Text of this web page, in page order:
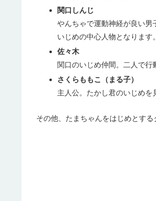
関口しんじ
やんちゃで運動神経が良い
いじめの中心人物となります
佐々木
関口のいじめ仲間。二人で行
さくらももこ（まる子）
主人公。たかし君のいじめを
その他、たまちゃんをはじめとする